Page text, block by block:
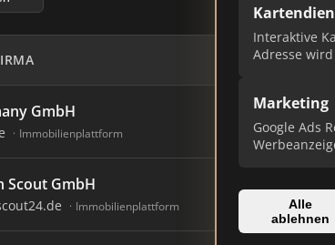
Interaktive
Adresse
Marketing
Google Ads
Alle
ablehnen
GmbH
Immobilienplattform
Scout GmbH
Immobilienplattform